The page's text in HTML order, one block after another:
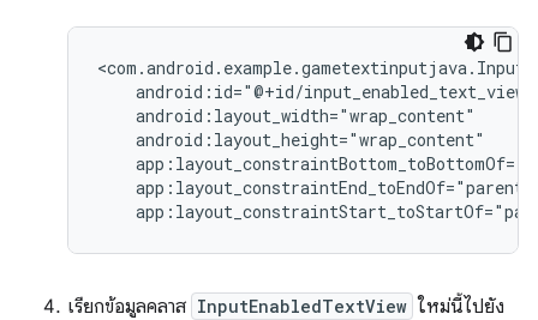
เรียกข้อมูลคลาส InputEnabledTextView ใหม่นี้ไปยัง